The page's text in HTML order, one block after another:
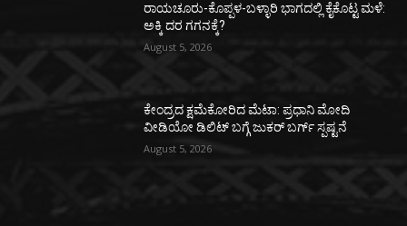
ರಾಯಚೂರು-ಕೊಪ್ಪಳ-ಬಳ್ಳಾರಿ ಭಾಗದಲ್ಲಿ ಕೈಕೊಟ್ಟ ಮಳೆ:
ಅಕ್ಕಿ ದರ ಗಗನಕ್ಕೆ?
August 5, 2026
ಕೇಂದ್ರದ ಕ್ಷಮೆಕೋರಿದ ಮೆಟಾ: ಪ್ರಧಾನಿ ಮೋದಿ
ವೀಡಿಯೋ ಡಿಲಿಟ್ ಬಗ್ಗೆ ಜುಕರ್ ಬರ್ಗ್ ಸ್ಪಷ್ಟನೆ
August 5, 2026